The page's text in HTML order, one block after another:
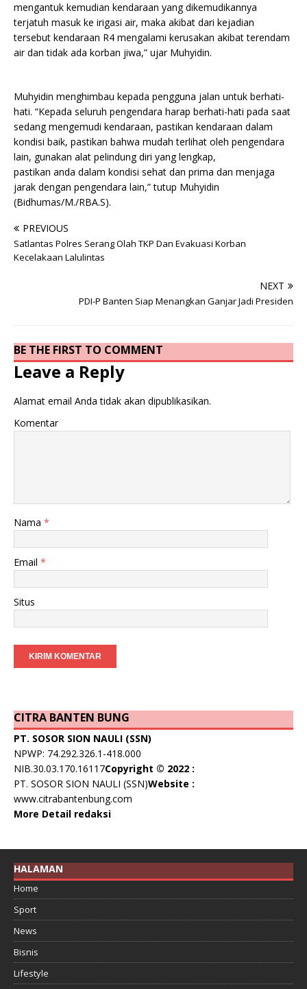
mengantuk kemudian kendaraan yang dikemudikannya
terjatuh masuk ke irigasi air, maka akibat dari kejadian
tersebut kendaraan R4 mengalami kerusakan akibat terendam
air dan tidak ada korban jiwa,” ujar Muhyidin.
Muhyidin menghimbau kepada pengguna jalan untuk berhati-
hati. “Kepada seluruh pengendara harap berhati-hati pada saat
sedang mengemudi kendaraan, pastikan kendaraan dalam
kondisi baik, pastikan bahwa mudah terlihat oleh pengendara
lain, gunakan alat pelindung diri yang lengkap,
pastikan anda dalam kondisi sehat dan prima dan menjaga
jarak dengan pengendara lain,” tutup Muhyidin
(Bidhumas/M./RBA.S).
PREVIOUS
Satlantas Polres Serang Olah TKP Dan Evakuasi Korban
Kecelakaan Lalulintas
NEXT
PDI-P Banten Siap Menangkan Ganjar Jadi Presiden
BE THE FIRST TO COMMENT
Leave a Reply
Alamat email Anda tidak akan dipublikasikan.
Komentar
Nama *
Email *
Situs
CITRA BANTEN BUNG
PT. SOSOR SION NAULI (SSN)
NPWP: 74.292.326.1-418.000
NIB.30.03.170.16117Copyright © 2022 :
PT. SOSOR SION NAULI (SSN)Website :
www.citrabantenbung.com
More Detail redaksi
HALAMAN
Home
Sport
News
Bisnis
Lifestyle